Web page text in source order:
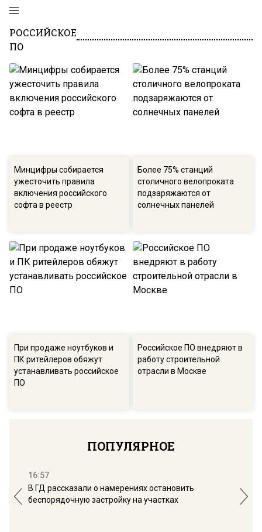
РОССИЙСКОЕ
ПО
Минцифры собирается
ужесточить правила
включения российского
софта в реестр
Более 75% станций
столичного велопроката
подзаряжаются от
солнечных панелей
При продаже ноутбуков и
ПК ритейлеров обяжут
устанавливать российское
ПО
Российское ПО внедряют в
работу строительной
отрасли в Москве
ПОПУЛЯРНОЕ
16:57
В ГД рассказали о намерениях остановить
беспорядочную застройку на участках